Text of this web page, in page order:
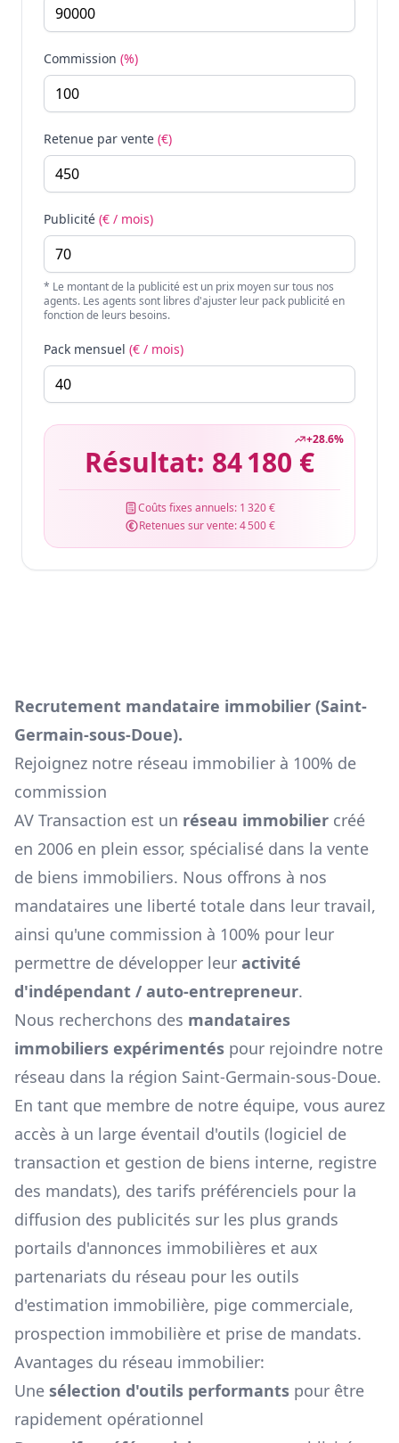
Commission (%)
Retenue par vente (€)
Publicité (€ / mois)
* Le montant de la publicité est un prix moyen sur tous nos
agents. Les agents sont libres d'ajuster leur pack publicité en
fonction de leurs besoins.
Pack mensuel (€ / mois)
+28.6%
Résultat: 84 180 €
Coûts fixes annuels: 1 320 €
Retenues sur vente:4 500 €
Recrutement mandataire immobilier (Saint-
Germain-sous-Doue).
Rejoignez notre réseau immobilier à 100% de
commission
AV Transaction est un réseau immobilier créé
en 2006 en plein essor, spécialisé dans la vente
de biens immobiliers. Nous offrons à nos
mandataires une liberté totale dans leur travail,
ainsi qu'une commission à 100% pour leur
permettre de développer leur activité
d'indépendant / auto-entrepreneur.
Nous recherchons des mandataires
immobiliers expérimentés pour rejoindre notre
réseau dans la région Saint-Germain-sous-Doue.
En tant que membre de notre équipe, vous aurez
accès à un large éventail d'outils (logiciel de
transaction et gestion de biens interne, registre
des mandats), des tarifs préférenciels pour la
diffusion des publicités sur les plus grands
portails d'annonces immobilières et aux
partenariats du réseau pour les outils
d'estimation immobilière, pige commerciale,
prospection immobilière et prise de mandats.
Avantages du réseau immobilier:
Une sélection d'outils performants pour être
rapidement opérationnel